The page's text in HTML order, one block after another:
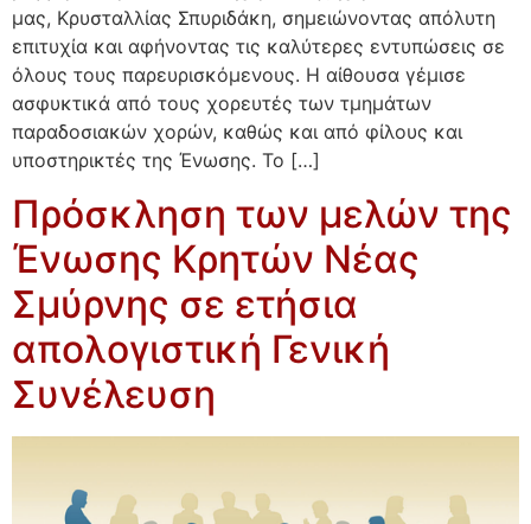
μας, Κρυσταλλίας Σπυριδάκη, σημειώνοντας απόλυτη
επιτυχία και αφήνοντας τις καλύτερες εντυπώσεις σε
όλους τους παρευρισκόμενους. Η αίθουσα γέμισε
ασφυκτικά από τους χορευτές των τμημάτων
παραδοσιακών χορών, καθώς και από φίλους και
υποστηρικτές της Ένωσης. Το […]
Πρόσκληση των μελών της
Ένωσης Κρητών Νέας
Σμύρνης σε ετήσια
απολογιστική Γενική
Συνέλευση